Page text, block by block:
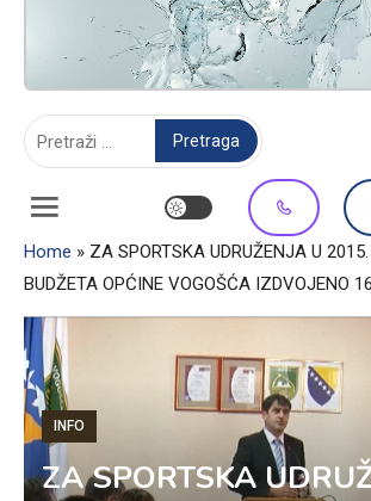
Home » ZA SPORTSKA UDRUŽENJA U
BUDŽETA OPĆINE VOGOŠĆA IZDVOJENO
INFO
ZA SPORTSKA